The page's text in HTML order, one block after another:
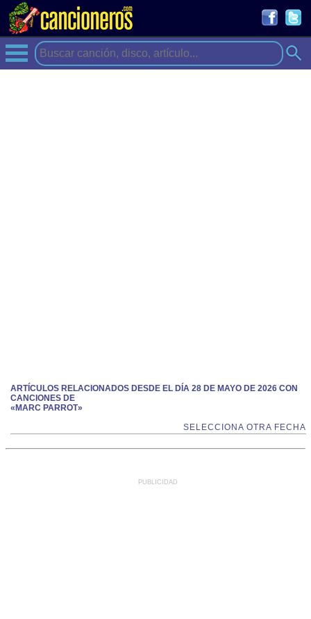
ARTÍCULOS RELACIONADOS DESDE EL DÍA 28 DE MAYO DE 2026 CON
CANCIONES DE
«MARC PARROT»
SELECCIONA OTRA FECHA
PUBLICIDAD